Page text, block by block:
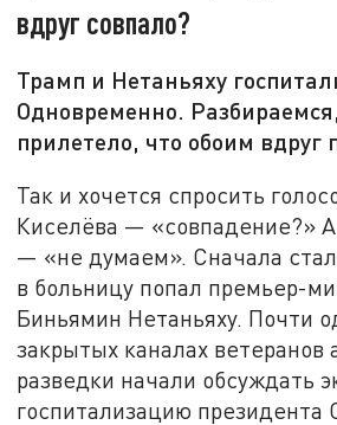
вдруг совпало?
Трамп и Нетаньяху
Одновременно.
прилетело, что обоим вдруг
Так и хочется спросить
Киселёва — «совпадение?»
— «не думаем». Сначала
в больницу попал премьер-
Биньямин Нетаньяху. Почти
закрытых каналах ветеранов
разведки начали обсуждать
госпитализацию